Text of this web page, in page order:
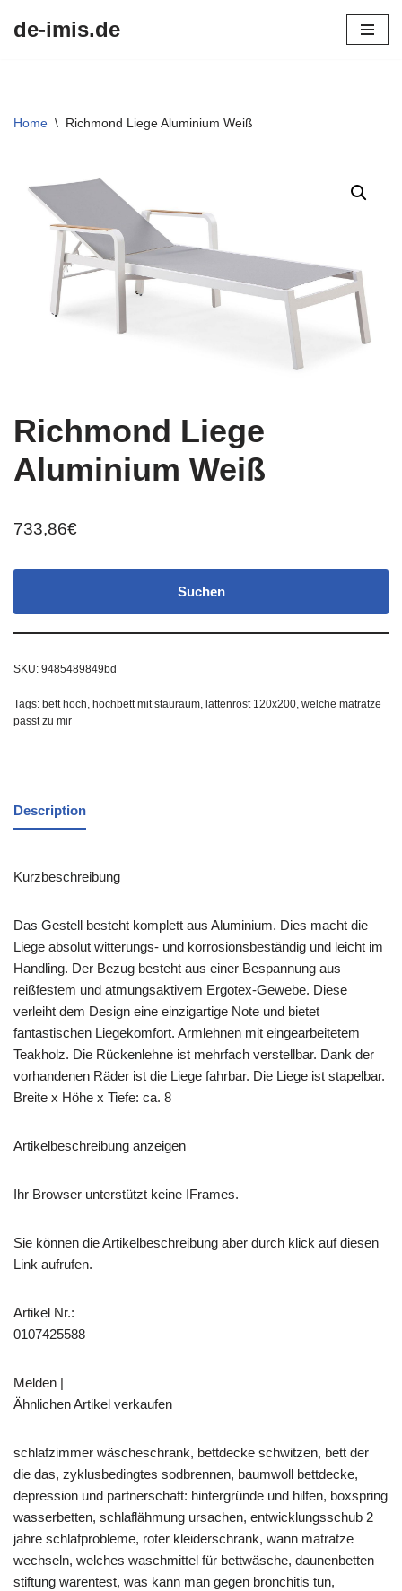
de-imis.de
Home \ Richmond Liege Aluminium Weiß
Richmond Liege
Aluminium Weiß
733,86€
Suchen
SKU: 9485489849bd
Tags: bett hoch, hochbett mit stauraum, lattenrost 120x200, welche matratze
passt zu mir
Description
Kurzbeschreibung
Das Gestell besteht komplett aus Aluminium. Dies macht die
Liege absolut witterungs- und korrosionsbeständig und leicht im
Handling. Der Bezug besteht aus einer Bespannung aus
reißfestem und atmungsaktivem Ergotex-Gewebe. Diese
verleiht dem Design eine einzigartige Note und bietet
fantastischen Liegekomfort. Armlehnen mit eingearbeitetem
Teakholz. Die Rückenlehne ist mehrfach verstellbar. Dank der
vorhandenen Räder ist die Liege fahrbar. Die Liege ist stapelbar.
Breite x Höhe x Tiefe: ca. 8
Artikelbeschreibung anzeigen
Ihr Browser unterstützt keine IFrames.
Sie können die Artikelbeschreibung aber durch klick auf diesen
Link aufrufen.
Artikel Nr.:
0107425588
Melden |
Ähnlichen Artikel verkaufen
schlafzimmer wäscheschrank, bettdecke schwitzen, bett der
die das, zyklusbedingtes sodbrennen, baumwoll bettdecke,
depression und partnerschaft: hintergründe und hilfen, boxspring
wasserbetten, schlaflähmung ursachen, entwicklungsschub 2
jahre schlafprobleme, roter kleiderschrank, wann matratze
wechseln, welches waschmittel für bettwäsche, daunenbetten
stiftung warentest, was kann man gegen bronchitis tun,